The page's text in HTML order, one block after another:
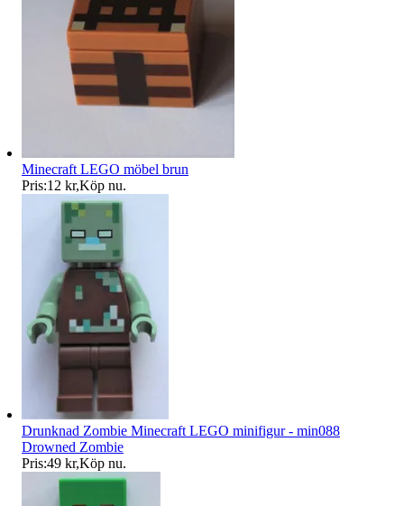
Minecraft LEGO möbel brun
Pris:12 kr,Köp nu.
Drunknad Zombie Minecraft LEGO minifigur - min088
Drowned Zombie
Pris:49 kr,Köp nu.